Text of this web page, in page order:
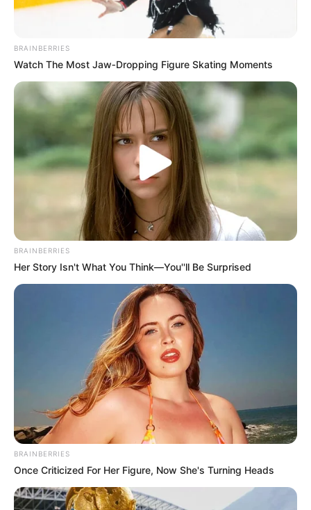
BRAINBERRIES
Watch The Most Jaw‑Dropping Figure Skating Moments
BRAINBERRIES
Her Story Isn't What You Think—You''ll Be Surprised
BRAINBERRIES
Once Criticized For Her Figure, Now She's Turning Heads